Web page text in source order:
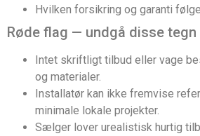
Hvilken forsikring og garanti
Røde flag — undgå disse tegn
Intet skriftligt tilbud eller vage
og materialer.
Installatør kan ikke fremvise
minimale lokale projekter.
Sælger lover urealistisk hurtig